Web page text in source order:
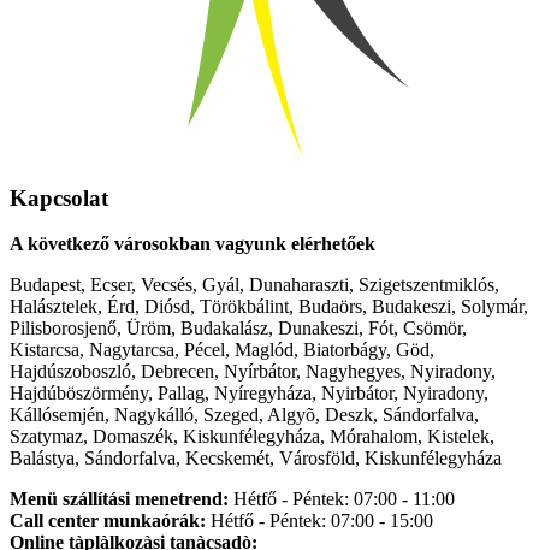
Kapcsolat
A következő városokban vagyunk elérhetőek
Budapest, Ecser, Vecsés, Gyál, Dunaharaszti, Szigetszentmiklós,
Halásztelek, Érd, Diósd, Törökbálint, Budaörs, Budakeszi, Solymár,
Pilisborosjenő, Üröm, Budakalász, Dunakeszi, Fót, Csömör,
Kistarcsa, Nagytarcsa, Pécel, Maglód, Biatorbágy, Göd,
Hajdúszoboszló, Debrecen, Nyírbátor, Nagyhegyes, Nyiradony,
Hajdúböszörmény, Pallag, Nyíregyháza, Nyirbátor, Nyiradony,
Kállósemjén, Nagykálló, Szeged, Algyõ, Deszk, Sándorfalva,
Szatymaz, Domaszék, Kiskunfélegyháza, Mórahalom, Kistelek,
Balástya, Sándorfalva, Kecskemét, Városföld, Kiskunfélegyháza
Menü szállítási menetrend: Hétfő - Péntek: 07:00 - 11:00
Call center munkaórák: Hétfő - Péntek: 07:00 - 15:00
Online tàplàlkozàsi tanàcsadò: